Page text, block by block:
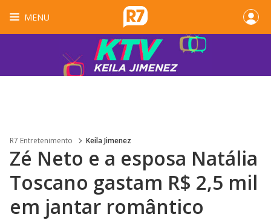
MENU
R7 Entretenimento Keila Jimenez
Zé Neto e a esposa Natália
Toscano gastam R$ 2,5 mil
em jantar romântico